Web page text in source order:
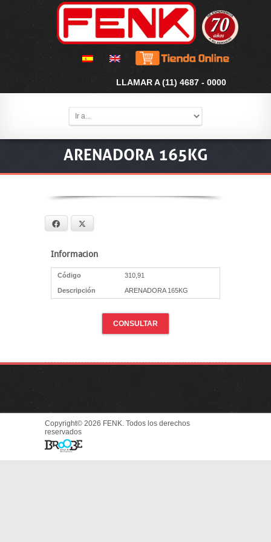
LLAMAR A (11) 4687 - 0000
ARENADORA 165KG
Facebook
Informacion
Código 310,91
Descripción ARENADORA 165KG
CONSULTAR
Copyright© 2026 FENK. Todos los derechos
reservados